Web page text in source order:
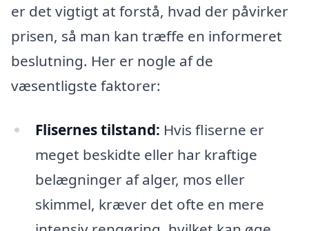
er det vigtigt at forstå, hvad der påvirker
prisen, så man kan træffe en informeret
beslutning. Her er nogle af de
væsentligste faktorer:
Flisernes tilstand: Hvis fliserne er
meget beskidte eller har kraftige
belægninger af alger, mos eller
skimmel, kræver det ofte en mere